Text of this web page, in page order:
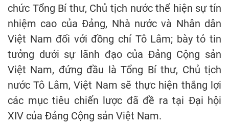
chức Tổng Bí thư, Chủ tịch nước thể hiện sự tín
nhiệm cao của Đảng, Nhà nước và Nhân dân
Việt Nam đối với đồng chí Tô Lâm; bày tỏ tin
tưởng dưới sự lãnh đạo của Đảng Cộng sản
Việt Nam, đứng đầu là Tổng Bí thư, Chủ tịch
nước Tô Lâm, Việt Nam sẽ thực hiện thắng lợi
các mục tiêu chiến lược đã đề ra tại Đại hội
XIV của Đảng Cộng sản Việt Nam.